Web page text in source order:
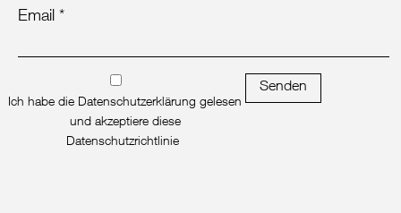
Email *
Ich habe die Datenschutzerklärung gelesen
und akzeptiere diese
Datenschutzrichtlinie
Senden